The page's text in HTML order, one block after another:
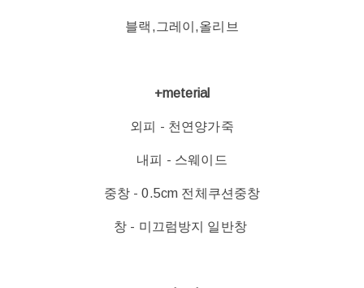
블랙,그레이,올리브
+meterial
외피 - 천연양가죽
내피 - 스웨이드
중창 - 0.5cm 전체쿠션중창
창 - 미끄럼방지 일반창